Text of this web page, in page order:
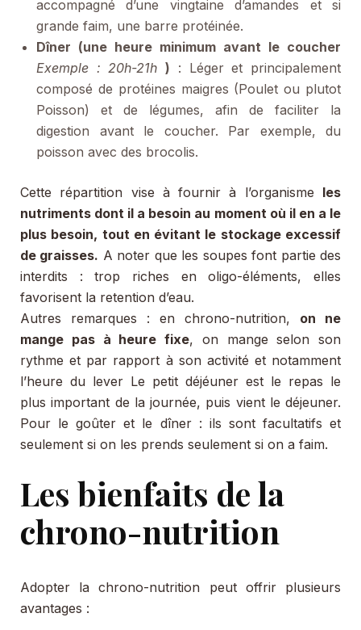
accompagné d’une vingtaine d’amandes et si
grande faim, une barre protéinée.
Dîner (une heure minimum avant le coucher
Exemple : 20h-21h) : Léger et principalement
composé de protéines maigres (Poulet ou plutot
Poisson) et de légumes, afin de faciliter la
digestion avant le coucher. Par exemple, du
poisson avec des brocolis.
Cette répartition vise à fournir à l’organisme les
nutriments dont il a besoin au moment où il en a le
plus besoin, tout en évitant le stockage excessif
de graisses. A noter que les soupes font partie des
interdits : trop riches en oligo-éléments, elles
favorisent la retention d’eau.
Autres remarques : en chrono-nutrition, on ne
mange pas à heure fixe, on mange selon son
rythme et par rapport à son activité et notamment
l’heure du lever Le petit déjéuner est le repas le
plus important de la journée, puis vient le déjeuner.
Pour le goûter et le dîner : ils sont facultatifs et
seulement si on les prends seulement si on a faim.
Les bienfaits de la
chrono-nutrition
Adopter la chrono-nutrition peut offrir plusieurs
avantages :